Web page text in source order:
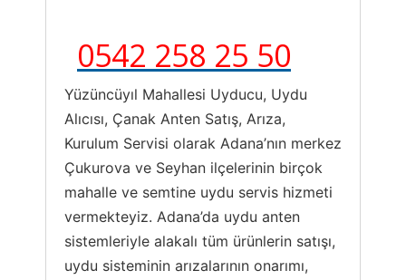
0542 258 25 50
Yüzüncüyıl Mahallesi Uyducu, Uydu
Alıcısı, Çanak Anten Satış, Arıza,
Kurulum Servisi olarak Adana’nın merkez
Çukurova ve Seyhan ilçelerinin birçok
mahalle ve semtine uydu servis hizmeti
vermekteyiz. Adana’da uydu anten
sistemleriyle alakalı tüm ürünlerin satışı,
uydu sisteminin arızalarının onarımı,